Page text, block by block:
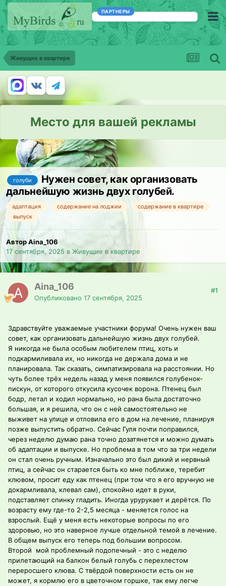
ПАРТНЕРЫ
Живущие в квартире
Место для вашей рекламы
голуби
Нужен совет, как организовать
дальнейшую жизнь двух голубей.
адаптация содержание на лоджии
содержание в квартире
выпуск
Автор Aina_106
17 сентября, 2025 в Живущие в квартире
Aina_106
Опубликовано 17 сентября, 2025
#1
Здравствуйте уважаемые участники форума! Очень нужен ваш
совет, как организовать дальнейшую жизнь двух голубей.
Я никогда не была особым любителем птиц, хоть и
подкармиливала их, но никогда не держала дома и не
планировала. Так сказать, симпатизировала на расстоянии. Но
чуть более трёх недель назад у меня появился голубенок-
пискун, от которого откусила кусочек ворона. Птенец был
бодр, летал и ходил нормально, но рана была достаточно
большая, и я решила, что он с ней самостоятельно не
выживет на улице и отловила его в дом на лечение, планируя
позже выпустить обратно. Сейчас Гуля почти поправился,
через неделю думаю рана точно дозатянется и можно думать
об адаптации и выпуске. Но проблема в том что за три недели
он стал очень ручным. Изначально это был дикий и нервный
птиц, а сейчас он старается быть ко мне поближе, теребит
клювом, просит еду как птенец (при том что я его вручную не
докармливала, клевал сам), спокойно идет в руки,
подставляет спинку гладить. Иногда урурукает и дерётся. По
возрасту ему где-то 2-2,5 месяца - меняется голос на
взрослый. Ещё у меня есть некоторые вопросы по его
здоровью, но это наверное лучше отдельной темой в лечение.
В общем выпуск его теперь под большии вопросом.
Второй мой проблемный подопечный - это с неделю
прилетающий на балкон белый голубь с перехлестом
переросшего клюва. С твёрдой поверхности есть он не
может, я кормлю его в цветочном горшке, так ему легче